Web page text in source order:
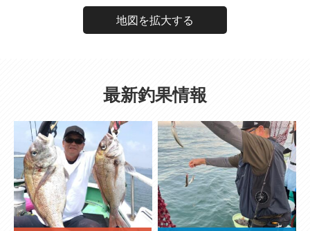
地図を拡大する
最新釣果情報